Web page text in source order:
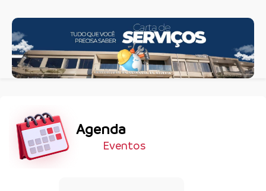
Agenda
Eventos